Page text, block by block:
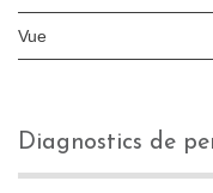
Vue
diagnostics de